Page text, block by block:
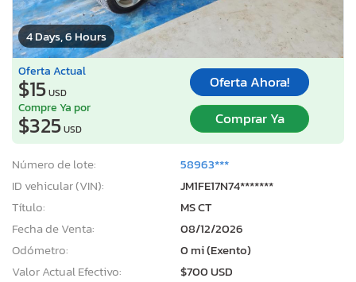
4 Days, 6 Hours
Oferta Actual
$15USD
Oferta Ahora!
Compre Ya por
$325USD
Comprar Ya
Número de lote:
58963***
ID vehicular (VIN):
JM1FE17N74*******
Título:
MS CT
Fecha de Venta:
08/12/2026
Odómetro:
0 mi (Exento)
Valor Actual Efectivo:
$700 USD